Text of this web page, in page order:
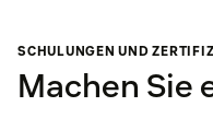
SCHULUNGEN UND
Machen Sie